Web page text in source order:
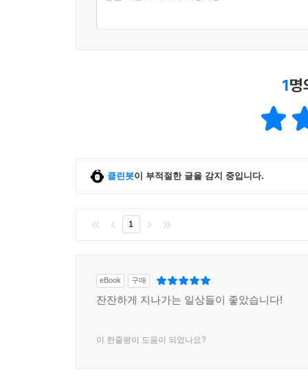
1명
클린봇이 부적절한 글을 감지 중입니다.
1
eBook 구매
잔잔하게 지나가는 일상들이 좋았습니다!
이 한줄평이 도움이 되었나요?